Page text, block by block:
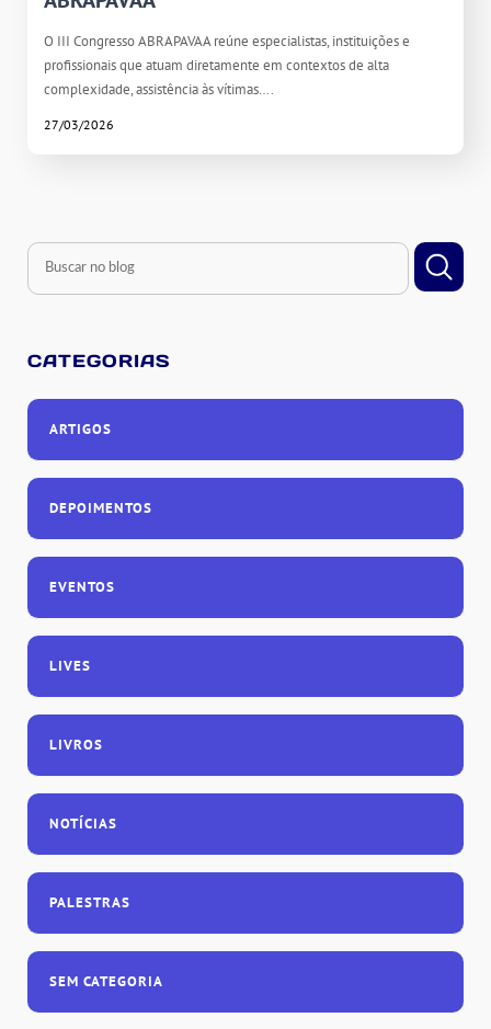
O III Congresso ABRAPAVAA reúne especialistas, instituições e
profissionais que atuam diretamente em contextos de alta
complexidade, assistência às vítimas….
27/03/2026
CATEGORIAS
ARTIGOS
DEPOIMENTOS
EVENTOS
LIVES
LIVROS
NOTÍCIAS
PALESTRAS
SEM CATEGORIA